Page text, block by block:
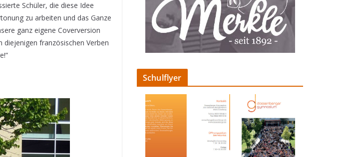
Schüler, die diese Idee
zu arbeiten und das Ganze
ganz eigene Coverversion
diejenigen französischen Verben
Schulflyer